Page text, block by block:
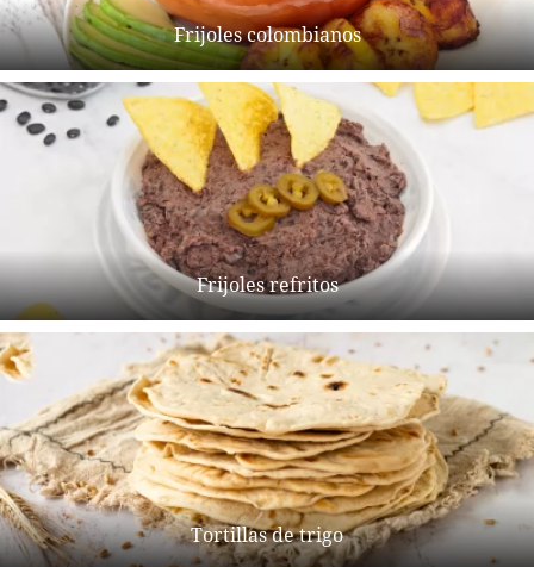
Frijoles colombianos
Frijoles refritos
Tortillas de trigo